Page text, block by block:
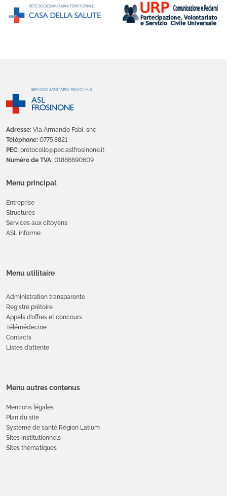
Adresse: Via Armando Fabi, snc
Téléphone: 0775.8821
PEC: protocollo@pec.aslfrosinone.it
Numéro de TVA: 01886690609
Menu principal
Entreprise
Structures
Services aux citoyens
ASL informe
Menu utilitaire
Administration transparente
Registre prétoire
Appels d’offres et concours
Télémédecine
Contacts
Listes d’attente
Menu autres contenus
Mentions légales
Plan du site
Système de santé Région Latium
Sites institutionnels
Sites thématiques